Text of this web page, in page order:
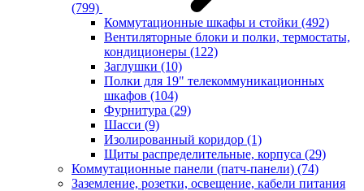
(799)
Коммутационные шкафы и стойки (492)
Вентиляторные блоки и полки, термостаты,
кондиционеры (122)
Заглушки (10)
Полки для 19" телекоммуникационных
шкафов (104)
Фурнитура (29)
Шасси (9)
Изолированный коридор (1)
Щиты распределительные, корпуса (29)
Коммутационные панели (патч-панели) (74)
Заземление, розетки, освещение, кабели питания